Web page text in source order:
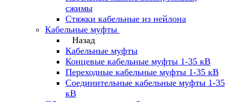
сжимы
Стяжки кабельные из нейлона
Кабельные муфты
Назад
Кабельные муфты
Концевые кабельные муфты 1-35 кВ
Переходные кабельные муфты 1-35 кВ
Соединительные кабельные муфты 1-35
кВ